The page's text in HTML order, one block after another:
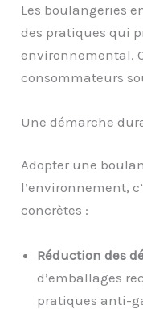
Les boulangeries
des pratiques qui
environnemental.
consommateurs
Une démarche
Adopter une
l’environnement,
concrètes :
Réduction des
d’emballages
pratiques anti-